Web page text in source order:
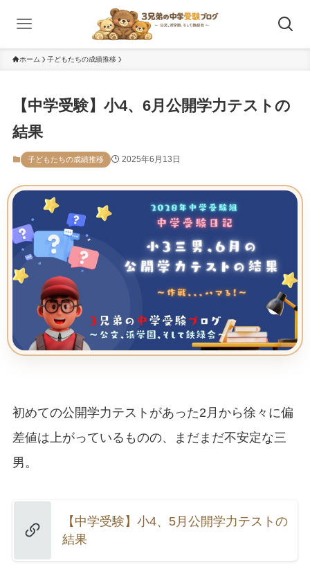
ホーム 子どもたちの成績推移
【中学受験】小4、6月公開学力テストの
結果
子どもたちの成績推移 2025年6月13日
初めての公開学力テストがあった2月から徐々に偏
差値は上がっているものの、まだまだ不安定な三
男。
【中学受験】小4、5月公開学力テストの
結果